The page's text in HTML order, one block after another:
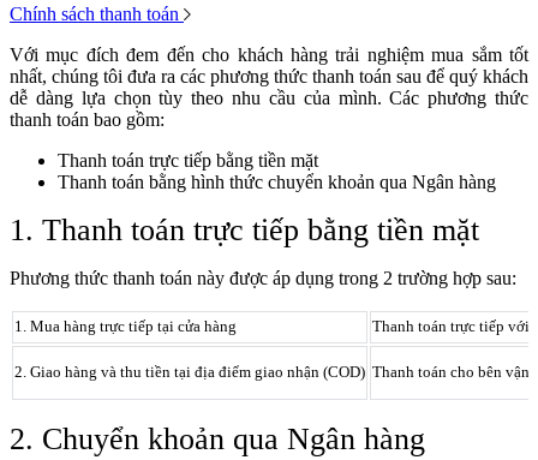
Chính sách thanh toán
Với mục đích đem đến cho khách hàng trải nghiệm mua sắm tốt
nhất, chúng tôi đưa ra các phương thức thanh toán sau để quý khách
dễ dàng lựa chọn tùy theo nhu cầu của mình. Các phương thức
thanh toán bao gồm:
Thanh toán trực tiếp bằng tiền mặt
Thanh toán bằng hình thức chuyển khoản qua Ngân hàng
1. Thanh toán trực tiếp bằng tiền mặt
Phương thức thanh toán này được áp dụng trong 2 trường hợp sau:
1. Mua hàng trực tiếp tại cửa hàng Thanh toán trực tiếp với
2. Giao hàng và thu tiền tại địa điểm giao nhận (COD) Thanh toán cho bên vận
2. Chuyển khoản qua Ngân hàng